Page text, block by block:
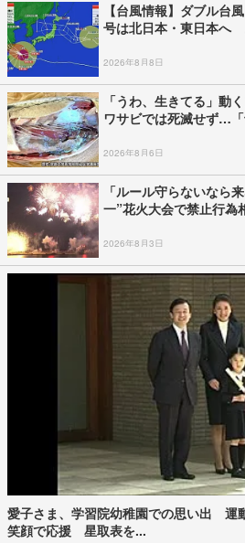
【台風情報】ダブル
号は北日本・東日本へ
2026年8月8日
「うわ、生きてる」
ワサビでは死滅せず…
2026年8月6日
「ルール守らないなら
一”花火大会で禁止行
2026年8月3日
愛子さま、学習院幼稚園での思い出 運
笑顔で応援 星取表を...